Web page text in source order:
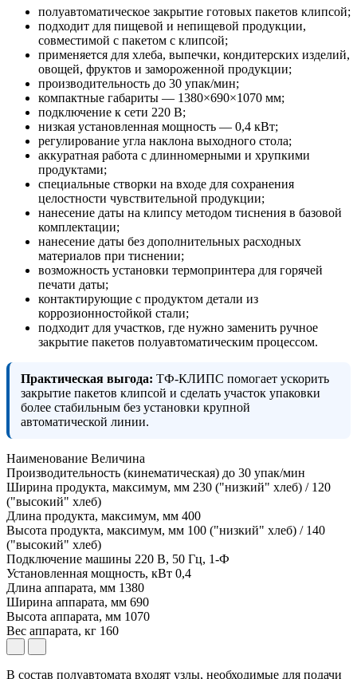
полуавтоматическое закрытие готовых пакетов клипсой;
подходит для пищевой и непищевой продукции,
совместимой с пакетом с клипсой;
применяется для хлеба, выпечки, кондитерских изделий,
овощей, фруктов и замороженной продукции;
производительность до 30 упак/мин;
компактные габариты — 1380×690×1070 мм;
подключение к сети 220 В;
низкая установленная мощность — 0,4 кВт;
регулирование угла наклона выходного стола;
аккуратная работа с длинномерными и хрупкими
продуктами;
специальные створки на входе для сохранения
целостности чувствительной продукции;
нанесение даты на клипсу методом тиснения в базовой
комплектации;
нанесение даты без дополнительных расходных
материалов при тиснении;
возможность установки термопринтера для горячей
печати даты;
контактирующие с продуктом детали из
коррозионностойкой стали;
подходит для участков, где нужно заменить ручное
закрытие пакетов полуавтоматическим процессом.
Практическая выгода: ТФ-КЛИПС помогает ускорить
закрытие пакетов клипсой и сделать участок упаковки
более стабильным без установки крупной
автоматической линии.
Наименование Величина
Производительность (кинематическая) до 30 упак/мин
Ширина продукта, максимум, мм 230 ("низкий" хлеб) / 120
("высокий" хлеб)
Длина продукта, максимум, мм 400
Высота продукта, максимум, мм 100 ("низкий" хлеб) / 140
("высокий" хлеб)
Подключение машины 220 В, 50 Гц, 1-Ф
Установленная мощность, кВт 0,4
Длина аппарата, мм 1380
Ширина аппарата, мм 690
Высота аппарата, мм 1070
Вес аппарата, кг 160
В состав полуавтомата входят узлы, необходимые для подачи